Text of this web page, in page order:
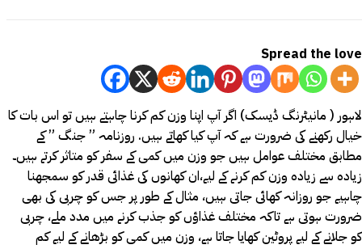
Spread the love
لاہور ( مانیٹرنگ ڈیسک) اگر آپ اپنا وزن کم کرنا چاہتے ہیں تو اس بات کا
خیال رکھنے کی ضرورت ہے کہ آپ کیا کھاتے ہیں. روزنامہ ” جنگ ” کے
مطابق مختلف عوامل ہیں جو وزن میں کمی کے سفر کو متاثر کرتے ہیں۔
زیادہ سے زیادہ وزن کم کرنے کے لیے،ان کھانوں کی غذائی قدر کو سمجھنا
چاہیے جو روزانہ کھائی جاتی ہیں، مثال کے طور پر جس کو چربی کی بھی
ضرورت ہوتی ہے تاکہ مختلف غذاؤں کو جذب کرنے میں مدد ملے، چربی
کو جلانے کے لیے پروٹین کھایا جاتا ہے، وزن میں کمی کو بڑھانے کے لیے کم